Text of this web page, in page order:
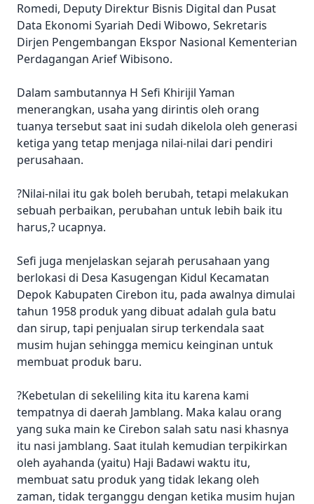
Romedi, Deputy Direktur Bisnis Digital dan Pusat
Data Ekonomi Syariah Dedi Wibowo, Sekretaris
Dirjen Pengembangan Ekspor Nasional Kementerian
Perdagangan Arief Wibisono.
Dalam sambutannya H Sefi Khirijil Yaman
menerangkan, usaha yang dirintis oleh orang
tuanya tersebut saat ini sudah dikelola oleh generasi
ketiga yang tetap menjaga nilai-nilai dari pendiri
perusahaan.
?Nilai-nilai itu gak boleh berubah, tetapi melakukan
sebuah perbaikan, perubahan untuk lebih baik itu
harus,? ucapnya.
Sefi juga menjelaskan sejarah perusahaan yang
berlokasi di Desa Kasugengan Kidul Kecamatan
Depok Kabupaten Cirebon itu, pada awalnya dimulai
tahun 1958 produk yang dibuat adalah gula batu
dan sirup, tapi penjualan sirup terkendala saat
musim hujan sehingga memicu keinginan untuk
membuat produk baru.
?Kebetulan di sekeliling kita itu karena kami
tempatnya di daerah Jamblang. Maka kalau orang
yang suka main ke Cirebon salah satu nasi khasnya
itu nasi jamblang. Saat itulah kemudian terpikirkan
oleh ayahanda (yaitu) Haji Badawi waktu itu,
membuat satu produk yang tidak lekang oleh
zaman, tidak terganggu dengan ketika musim hujan